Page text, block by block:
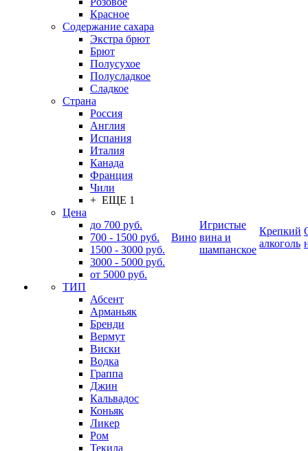
Красное
Содержание сахара
Экстра брют
Брют
Полусухое
Полусладкое
Сладкое
Страна
Россия
Англия
Испания
Италия
Канада
Франция
Чили
+ ЕЩЕ 1
Цена
до 700 руб.
700 - 1500 руб.
1500 - 3000 руб.
3000 - 5000 руб.
от 5000 руб.
ТИП
Абсент
Арманьяк
Бренди
Вермут
Виски
Водка
Граппа
Джин
Кальвадос
Коньяк
Ликер
Ром
Текила
Вино
Игристые
вина и
шампанское
Крепкий
алкоголь